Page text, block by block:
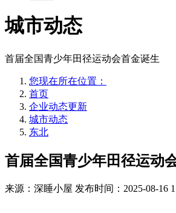
城市动态
首届全国青少年田径运动会首金诞生
您现在所在位置：
首页
企业动态更新
城市动态
东北
首届全国青少年田径运动
来源：深睡小屋 发布时间：2025-08-16